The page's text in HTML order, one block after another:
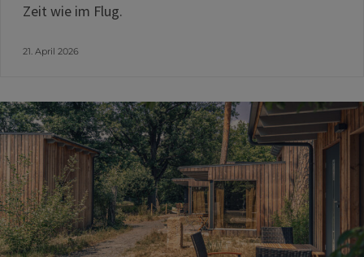
Zeit wie im Flug.
21. April 2026